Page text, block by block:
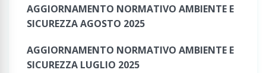
AGGIORNAMENTO NORMATIVO AMBIENTE E
SICUREZZA AGOSTO 2025
AGGIORNAMENTO NORMATIVO AMBIENTE E
SICUREZZA LUGLIO 2025